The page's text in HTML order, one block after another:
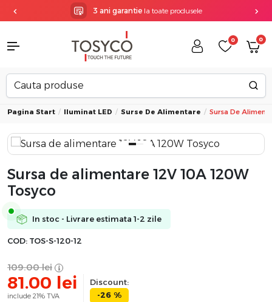
3 ani garantiela toate produsele
0 0
Pagina Start Iluminat LED Surse De Alimentare Sursa De
Sursa de alimentare 12V 10A 120W
Tosyco
In stoc - Livrare estimata 1-2 zile
COD: TOS-S-120-12
109.00 lei
81.00 lei
include 21% TVA
Discount:
-26 %